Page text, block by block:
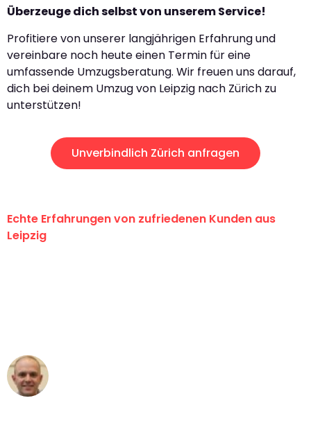
Überzeuge dich selbst von unserem Service!
Profitiere von unserer langjährigen Erfahrung und
vereinbare noch heute einen Termin für eine
umfassende Umzugsberatung. Wir freuen uns darauf,
dich bei deinem Umzug von Leipzig nach Zürich zu
unterstützen!
Unverbindlich Zürich anfragen
Echte Erfahrungen von zufriedenen Kunden aus
Leipzig